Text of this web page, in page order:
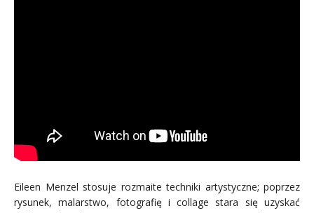
Eileen Menzel stosuje rozmaite techniki artystyczne; poprzez
rysunek, malarstwo, fotografię i collage stara się uzyskać